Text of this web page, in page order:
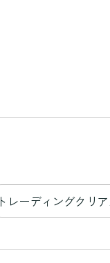
トレーディングクリ